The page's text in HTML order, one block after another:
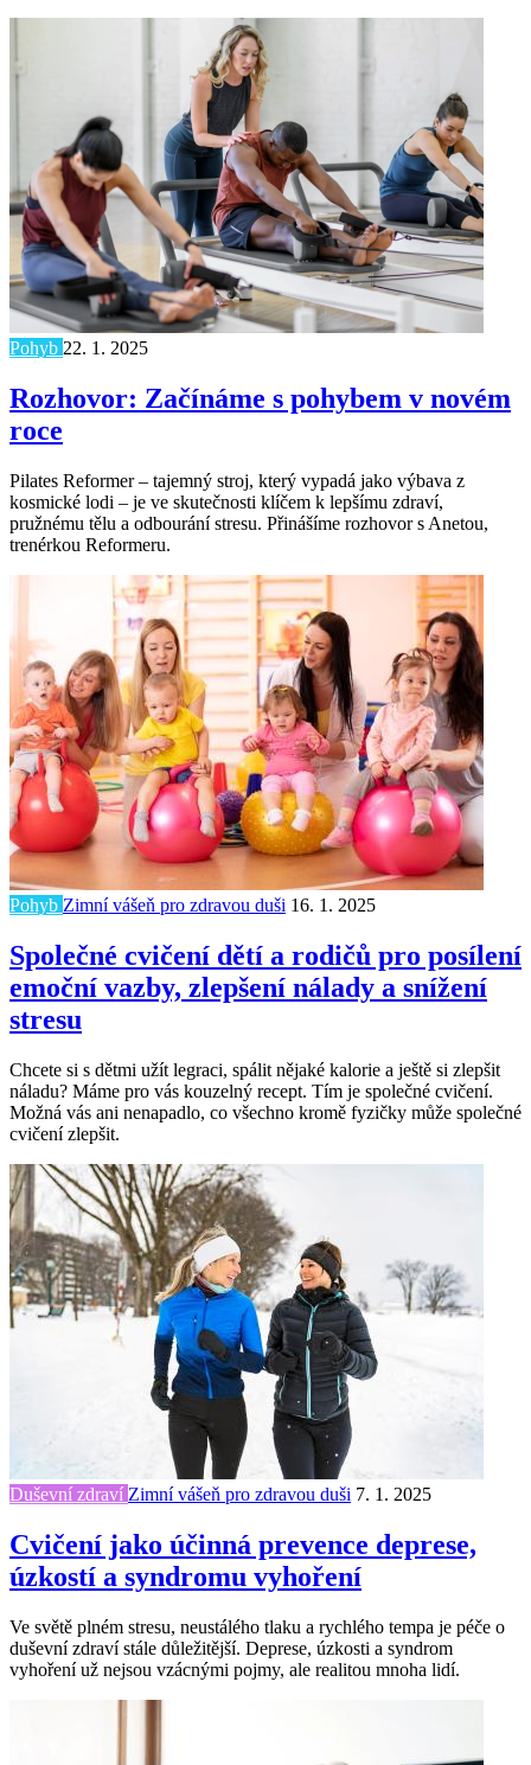
Pohyb 22. 1. 2025
Rozhovor: Začínáme s pohybem v novém
roce
Pilates Reformer – tajemný stroj, který vypadá jako výbava z
kosmické lodi – je ve skutečnosti klíčem k lepšímu zdraví,
pružnému tělu a odbourání stresu. Přinášíme rozhovor s Anetou,
trenérkou Reformeru.
Pohyb Zimní vášeň pro zdravou duši 16. 1. 2025
Společné cvičení dětí a rodičů pro posílení
emoční vazby, zlepšení nálady a snížení
stresu
Chcete si s dětmi užít legraci, spálit nějaké kalorie a ještě si zlepšit
náladu? Máme pro vás kouzelný recept. Tím je společné cvičení.
Možná vás ani nenapadlo, co všechno kromě fyzičky může společné
cvičení zlepšit.
Duševní zdraví Zimní vášeň pro zdravou duši 7. 1. 2025
Cvičení jako účinná prevence deprese,
úzkostí a syndromu vyhoření
Ve světě plném stresu, neustálého tlaku a rychlého tempa je péče o
duševní zdraví stále důležitější. Deprese, úzkosti a syndrom
vyhoření už nejsou vzácnými pojmy, ale realitou mnoha lidí.